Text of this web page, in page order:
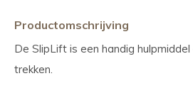
Productomschrijving
De SlipLift is een handig hulpmiddel
trekken.